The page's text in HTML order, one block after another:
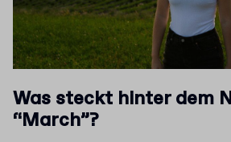
Was steckt hinter dem
“March”?